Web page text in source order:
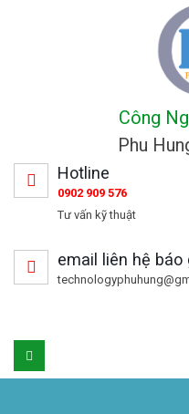
Công
Phu
Hotline
0902 909 576
Tư vấn kỹ thuật
email liên hệ báo